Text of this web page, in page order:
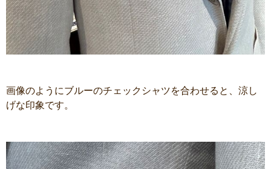
画像のようにブルーのチェックシャツを合わせると、涼し
げな印象です。